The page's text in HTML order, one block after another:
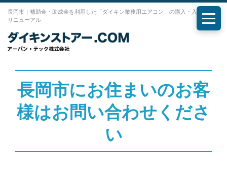
長岡市｜補助金・助成金を利用した「ダイキン業務用エアコン」の購入・入れ替え・
リニューアル
メニ
長岡市にお住まいのお客
様はお問い合わせくださ
い